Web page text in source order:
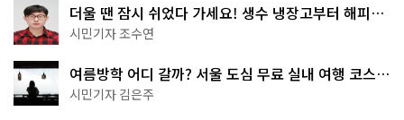
더울 땐 잠시 쉬었다 가세요! 생수 냉장고부터 해피소
·무더위쉼터까지
시민기자 조수연
여름방학 어디 갈까? 서울 도심 무료 실내 여행 코스
추천
시민기자 김은주